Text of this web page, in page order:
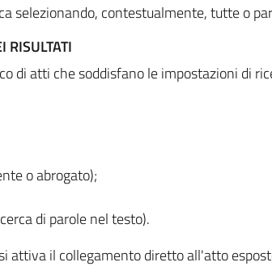
selezionando, contestualmente, tutte o
RISULTATI
di atti che soddisfano le impostazioni di
o abrogato);
di parole nel testo).
attiva il collegamento diretto all'atto